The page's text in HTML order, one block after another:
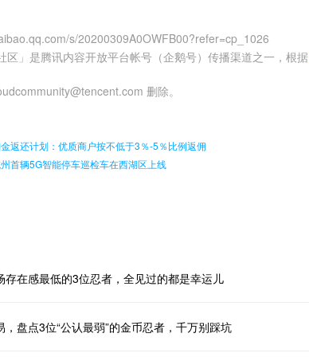
s/20200309A0OWFB00?refer=cp_1026
区」是腾讯内容开放平台帐号（企鹅号）传播渠道之一，根据
删除。
返还计划：优质商户按不低于3％-5％比例返佣
首辆5G智能停车巡检车在西湖区上线
存在感最低的3位忍者，全见过的都是幸运儿
盘点3位“公认最弱”的金币忍者，千万别踩坑